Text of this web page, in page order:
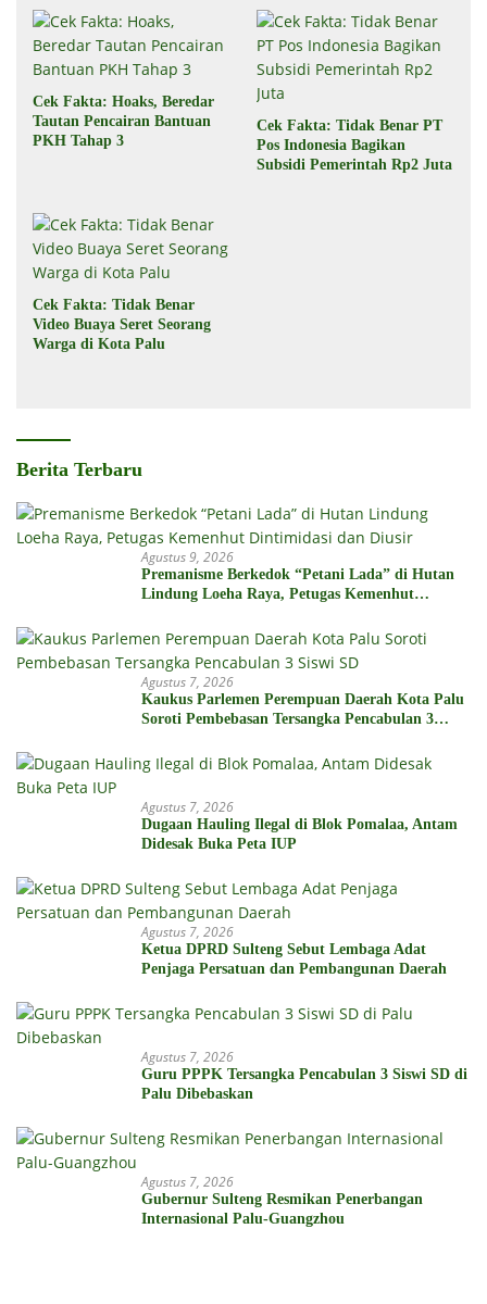
Cek Fakta: Hoaks, Beredar
Tautan Pencairan Bantuan
PKH Tahap 3
Cek Fakta: Tidak Benar PT
Pos Indonesia Bagikan
Subsidi Pemerintah Rp2 Juta
Cek Fakta: Tidak Benar
Video Buaya Seret Seorang
Warga di Kota Palu
Berita Terbaru
Agustus 9, 2026
Premanisme Berkedok “Petani Lada” di Hutan
Lindung Loeha Raya, Petugas Kemenhut
Agustus 7, 2026
Kaukus Parlemen Perempuan Daerah Kota Palu
Soroti Pembebasan Tersangka Pencabulan 3
Agustus 7, 2026
Dugaan Hauling Ilegal di Blok Pomalaa, Antam
Didesak Buka Peta IUP
Agustus 7, 2026
Ketua DPRD Sulteng Sebut Lembaga Adat
Penjaga Persatuan dan Pembangunan Daerah
Agustus 7, 2026
Guru PPPK Tersangka Pencabulan 3 Siswi SD di
Palu Dibebaskan
Agustus 7, 2026
Gubernur Sulteng Resmikan Penerbangan
Internasional Palu-Guangzhou